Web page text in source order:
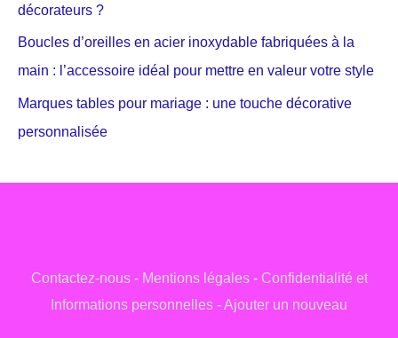
décorateurs ?
Boucles d’oreilles en acier inoxydable fabriquées à la
main : l’accessoire idéal pour mettre en valeur votre style
Marques tables pour mariage : une touche décorative
personnalisée
Contactez-nous- Mentions légales- Confidentialité et
Informations personnelles -Ajouter un nouveau